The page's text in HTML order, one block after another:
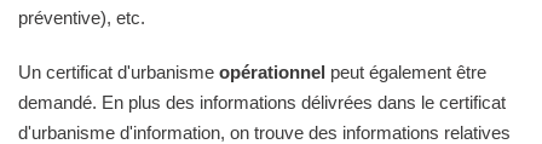
préventive), etc.
Un certificat d'urbanisme opérationnel peut également être
demandé. En plus des informations délivrées dans le certificat
d'urbanisme d'information, on trouve des informations relatives